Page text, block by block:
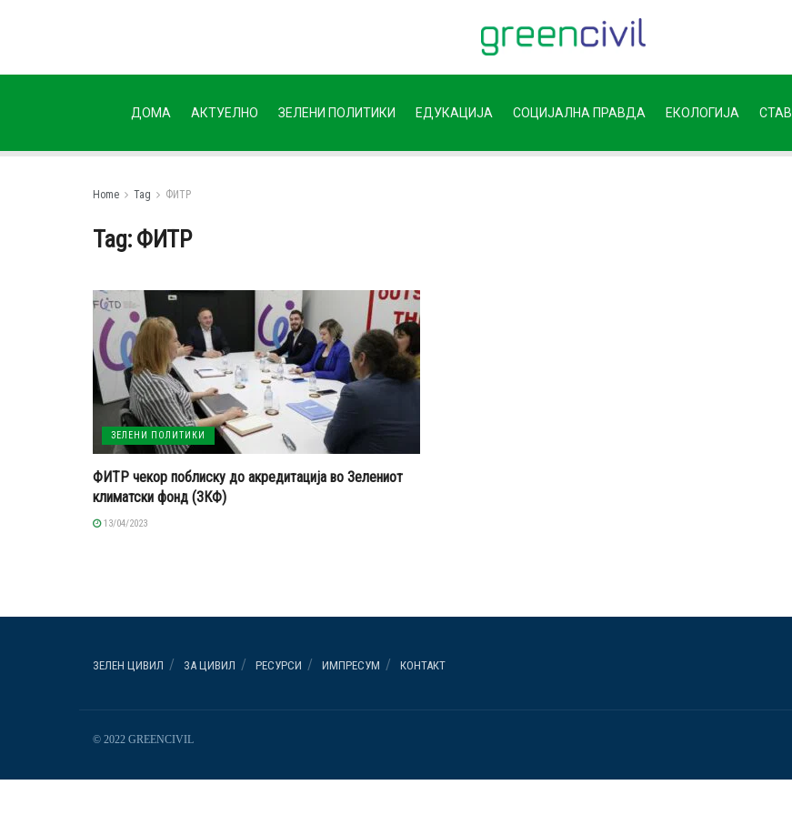
ДОМА АКТУЕЛНО ЗЕЛЕНИ ПОЛИТИКИ ЕДУКАЦИЈА СОЦИЈАЛНА ПРАВДА ЕКОЛОГИЈА СТАВ
Home Tag ФИТР
Tag: ФИТР
ЗЕЛЕНИ ПОЛИТИКИ
ФИТР чекор поблиску до акредитација во Зелениот
климатски фонд (ЗКФ)
13/04/2023
ЗЕЛЕН ЦИВИЛ ЗА ЦИВИЛ РЕСУРСИ ИМПРЕСУМ КОНТАКТ
© 2022 GREENCIVIL